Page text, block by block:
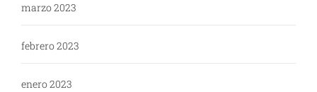
marzo 2023
febrero 2023
enero 2023